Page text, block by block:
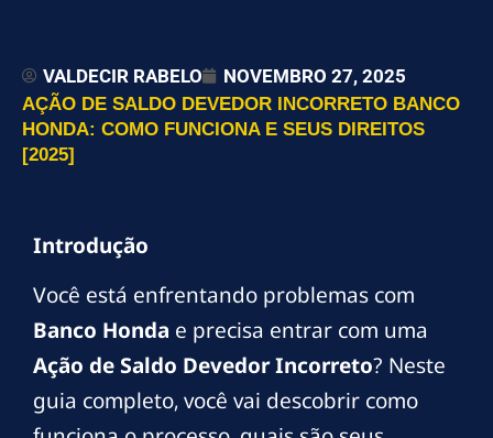
VALDECIR RABELO NOVEMBRO 27, 2025
AÇÃO DE SALDO DEVEDOR INCORRETO BANCO
HONDA: COMO FUNCIONA E SEUS DIREITOS
[2025]
Introdução
Você está enfrentando problemas com
Banco Honda e precisa entrar com uma
Ação de Saldo Devedor Incorreto? Neste
guia completo, você vai descobrir como